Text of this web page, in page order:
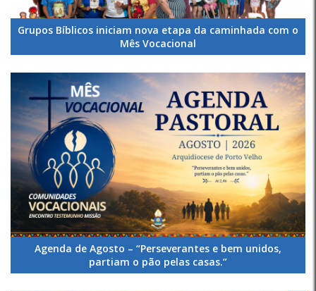
Grupos Bíblicos iniciam nova etapa da caminhada com o
Mês Vocacional
Agenda de Agosto – “Perseverantes e bem unidos,
partiam o pão pelas casas.”